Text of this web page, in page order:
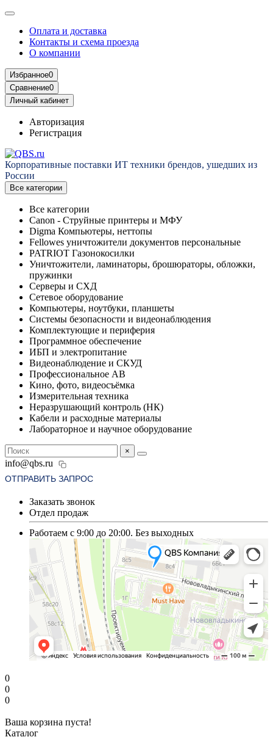
Оплата и доставка
Контакты и схема проезда
О компании
Избранное0
Сравнение0
Личный кабинет
Авторизация
Регистрация
Корпоративные поставки ИТ техники брендов, ушедших из
России
Все категории
Все категории
Canon - Струйные принтеры и МФУ
Digma Компьютеры, неттопы
Fellowes уничтожители документов персональные
PATRIOT Газонокосилки
Уничтожители, ламинаторы, брошюраторы, обложки,
пружинки
Серверы и СХД
Сетевое оборудование
Компьютеры, ноутбуки, планшеты
Системы безопасности и видеонаблюдения
Комплектующие и периферия
Программное обеспечение
ИБП и электропитание
Видеонаблюдение и СКУД
Профессиональное АВ
Кино, фото, видеосъёмка
Измерительная техника
Неразрушающий контроль (НК)
Кабели и расходные материалы
Лабораторное и научное оборудование
×
info@qbs.ru
ОТПРАВИТЬ ЗАПРОС
Заказать звонок
Отдел продаж
Работаем с 9:00 до 20:00. Без выходных
0
0
0
Ваша корзина пуста!
Каталог